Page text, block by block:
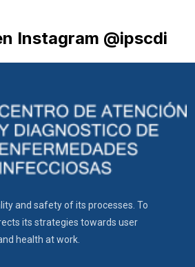
Instagram @ipscdi
and safety of its processes. To
its strategies towards user
health at work.